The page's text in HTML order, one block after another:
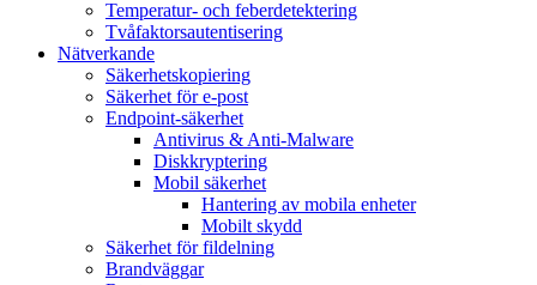
Temperatur- och feberdetektering
Tvåfaktorsautentisering
Nätverkande
Säkerhetskopiering
Säkerhet för e-post
Endpoint-säkerhet
Antivirus & Anti-Malware
Diskkryptering
Mobil säkerhet
Hantering av mobila enheter
Mobilt skydd
Säkerhet för fildelning
Brandväggar